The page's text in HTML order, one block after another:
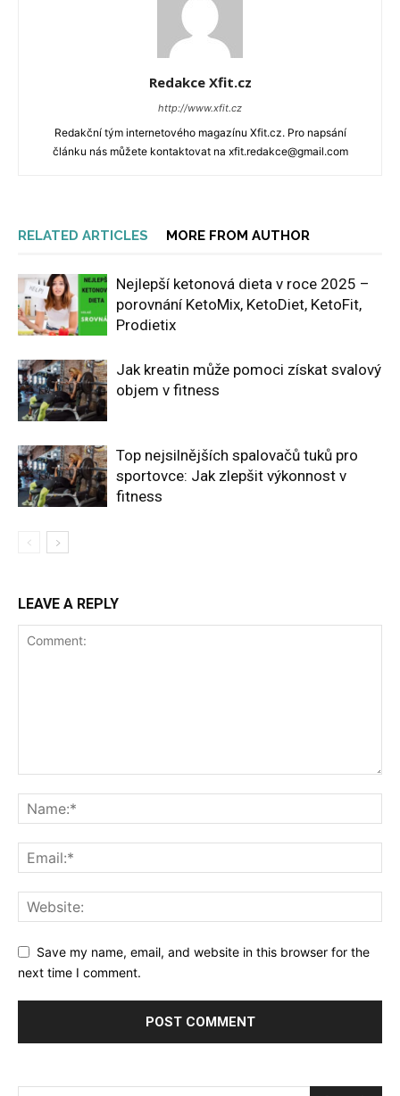
Redakce Xfit.cz
http://www.xfit.cz
Redakční tým internetového magazínu Xfit.cz. Pro napsání
článku nás můžete kontaktovat na xfit.redakce@gmail.com
RELATED ARTICLES MORE FROM AUTHOR
Nejlepší ketonová dieta v roce 2025 –
porovnání KetoMix, KetoDiet, KetoFit,
Prodietix
Jak kreatin může pomoci získat svalový
objem v fitness
Top nejsilnějších spalovačů tuků pro
sportovce: Jak zlepšit výkonnost v
fitness
LEAVE A REPLY
Save my name, email, and website in this browser for the
next time I comment.